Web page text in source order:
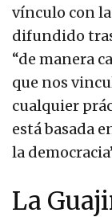
vínculo con
difundido
“de manera
que nos
cualquier
está basada
la
La